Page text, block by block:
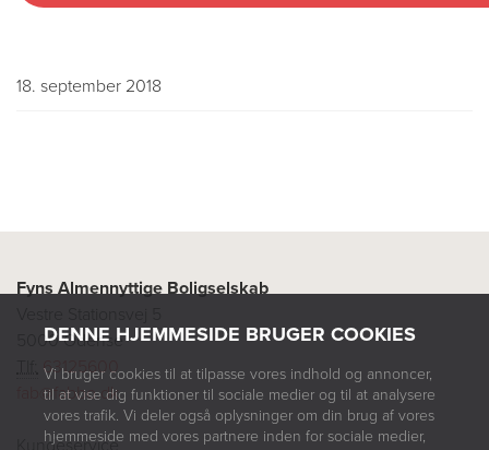
DENNE HJEMMESIDE BRUGER COOKIES
Vi bruger cookies til at tilpasse vores indhold og annoncer,
til at vise dig funktioner til sociale medier og til at analysere
vores trafik. Vi deler også oplysninger om din brug af vores
hjemmeside med vores partnere inden for sociale medier,
18. september 2018
Fyns Almennyttige Boligselskab
5000 Odense
63125600
fab@fabbo.dk
Kundeservice